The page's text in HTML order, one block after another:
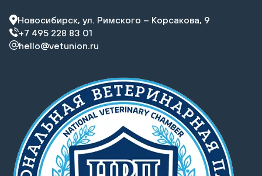
Новосибирск, ул. Римского – Корсакова, 9
+7 495 228 83 01
hello@vetunion.ru